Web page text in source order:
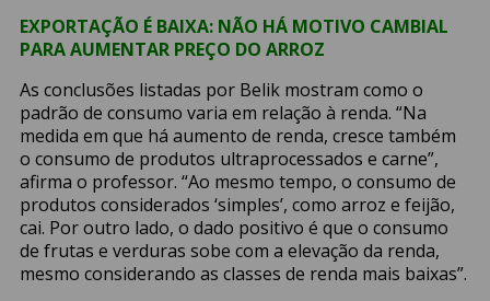
EXPORTAÇÃO É BAIXA: NÃO HÁ MOTIVO CAMBIAL
PARA AUMENTAR PREÇO DO ARROZ
As conclusões listadas por Belik mostram como o
padrão de consumo varia em relação à renda. “Na
medida em que há aumento de renda, cresce também
o consumo de produtos ultraprocessados e carne”,
afirma o professor. “Ao mesmo tempo, o consumo de
produtos considerados ‘simples’, como arroz e feijão,
cai. Por outro lado, o dado positivo é que o consumo
de frutas e verduras sobe com a elevação da renda,
mesmo considerando as classes de renda mais baixas”.